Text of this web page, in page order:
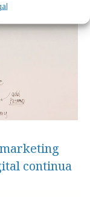
continua